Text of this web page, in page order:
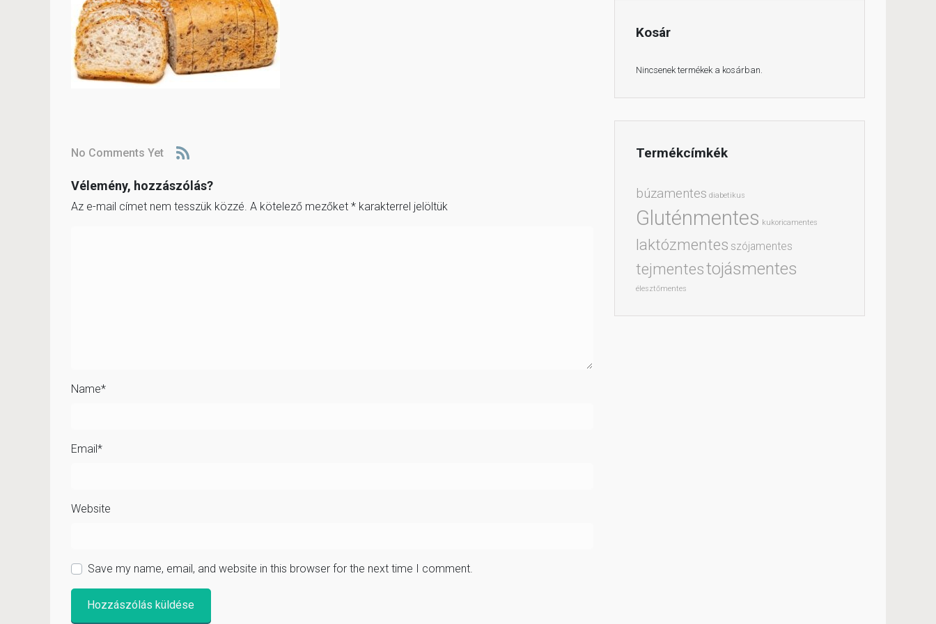
No Comments Yet
Vélemény, hozzászólás?
Az e-mail címet nem tesszük közzé. A kötelező mezőket * karakterrel jelöltük
Name*
Email*
Website
Save my name, email, and website in this browser for the next time I comment.
Kosár
Nincsenek termékek a kosárban.
Termékcímkék
búzamentes diabetikus
Gluténmentes kukoricamentes
laktózmentes szójamentes
tejmentestojásmentes
élesztőmentes